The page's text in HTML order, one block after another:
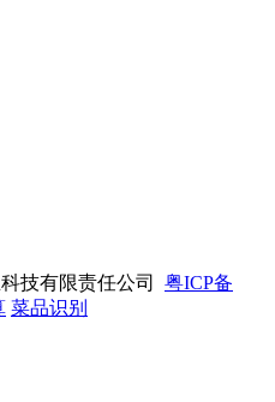
技有限责任公司 粤ICP备
菜品识别